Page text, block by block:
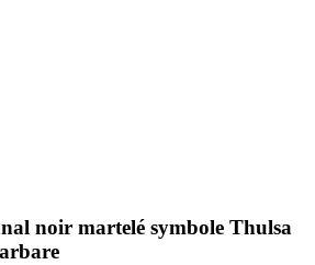
noir martelé symbole Thulsa